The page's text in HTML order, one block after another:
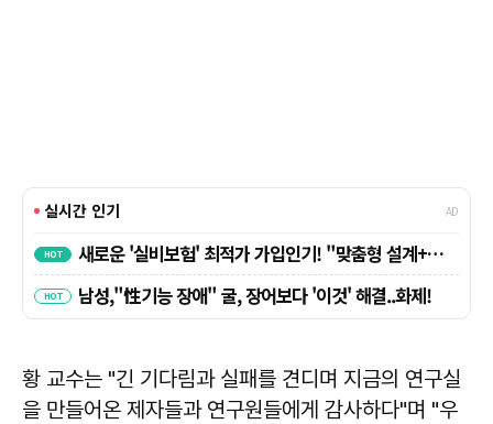
황 교수는 "긴 기다림과 실패를 견디며 지금의 연구실
을 만들어온 제자들과 연구원들에게 감사하다"며 "우